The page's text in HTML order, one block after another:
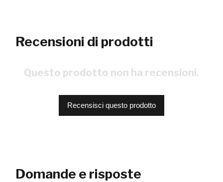
Recensioni di prodotti
Questo prodotto non ha recensioni.
Recensisci questo prodotto
Domande e risposte